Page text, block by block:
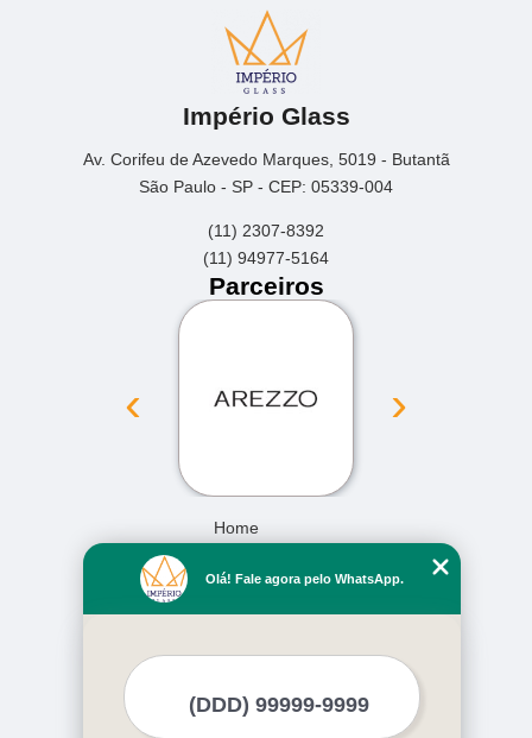
Império Glass
Av. Corifeu de Azevedo Marques, 5019 - Butantã
São Paulo - SP - CEP: 05339-004
(11) 2307-8392
(11) 94977-5164
Parceiros
‹ ›
Home
Missão
Olá! Fale agora pelo WhatsApp.